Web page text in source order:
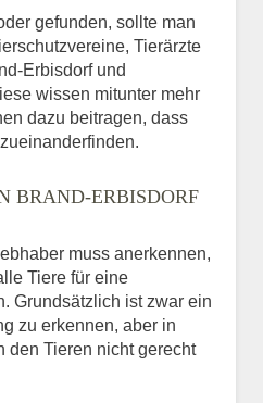
gefunden, sollte man
Tierärzte
Erbisdorf und
wissen mitunter mehr
dazu beitragen, dass
BRAND-ERBISDORF
muss anerkennen,
Tiere für eine
Grundsätzlich ist zwar ein
zu erkennen, aber in
den Tieren nicht gerecht